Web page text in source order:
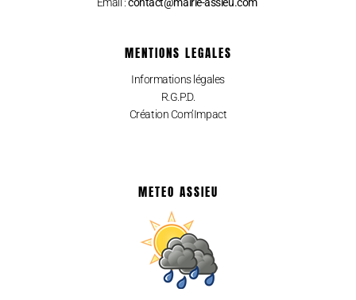
MENTIONS LEGALES
Informations légales
R.G.P.D.
Création Com’Impact
METEO ASSIEU